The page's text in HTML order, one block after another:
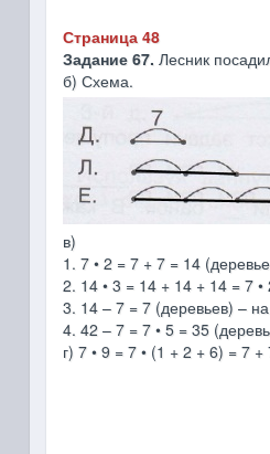
Страница 48
Задание 67. Лесник
б) Схема.
в)
1. 7 • 2 = 7 + 7 = 14
2. 14 • 3 = 14 + 14 + 14 = 7
3. 14 – 7 = 7 (деревьев) –
4. 42 – 7 = 7 • 5 = 35
г) 7 • 9 = 7 • (1 + 2 + 6) = 7